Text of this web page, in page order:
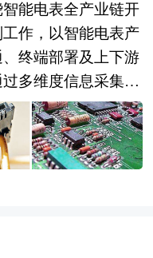
能电表全产业链开
作，以智能电表产
终端部署及上下游
多维度信息采集、
运行逻辑、供需格
专业调研行为。区
特质是突破表面数
在需求与发展规
要的专业分析载